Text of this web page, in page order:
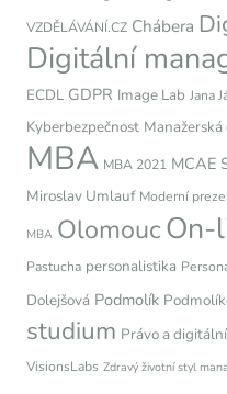
VZDĚLÁVÁNÍ.CZ Chábera
Digitální
ECDL GDPR Image Lab Jana
Kyberbezpečnost
MBA MBA 2021 MCAE
Miroslav Umlauf Moderní
MBA OlomoucOn-
Pastucha personalistika
Dolejšová Podmolík
studium Právo a
VisionsLabs Zdravý životní styl